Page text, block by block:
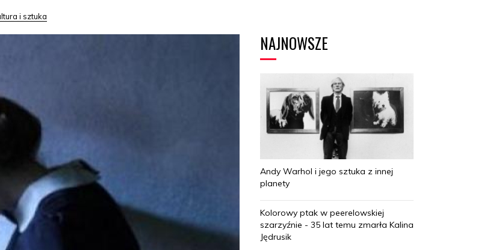
i sztuka
NAJNOWSZE
Andy Warhol i jego sztuka z innej
planety
Kolorowy ptak w peerelowskiej
szarzyźnie - 35 lat temu zmarła Kalina
Jędrusik